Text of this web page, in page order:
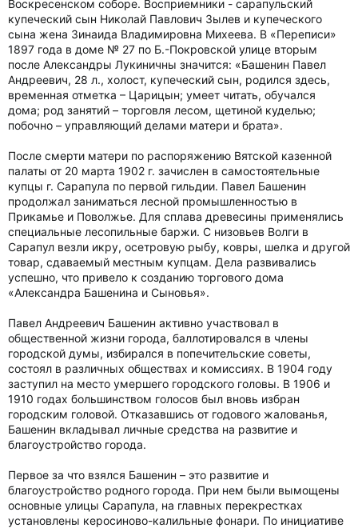
Воскресенском соборе. Восприемники - сарапульский
купеческий сын Николай Павлович Зылев и купеческого
сына жена Зинаида Владимировна Михеева. В «Переписи»
1897 года в доме № 27 по Б.-Покровской улице вторым
после Александры Лукиничны значится: «Башенин Павел
Андреевич, 28 л., холост, купеческий сын, родился здесь,
временная отметка – Царицын; умеет читать, обучался
дома; род занятий – торговля лесом, щетиной куделью;
побочно – управляющий делами матери и брата».
После смерти матери по распоряжению Вятской казенной
палаты от 20 марта 1902 г. зачислен в самостоятельные
купцы г. Сарапула по первой гильдии. Павел Башенин
продолжал заниматься лесной промышленностью в
Прикамье и Поволжье. Для сплава древесины применялись
специальные лесопильные баржи. С низовьев Волги в
Сарапул везли икру, осетровую рыбу, ковры, шелка и другой
товар, сдаваемый местным купцам. Дела развивались
успешно, что привело к созданию торгового дома
«Александра Башенина и Сыновья».
Павел Андреевич Башенин активно участвовал в
общественной жизни города, баллотировался в члены
городской думы, избирался в попечительские советы,
состоял в различных обществах и комиссиях. В 1904 году
заступил на место умершего городского головы. В 1906 и
1910 годах большинством голосов был вновь избран
городским головой. Отказавшись от годового жалованья,
Башенин вкладывал личные средства на развитие и
благоустройство города.
Первое за что взялся Башенин – это развитие и
благоустройство родного города. При нем были вымощены
основные улицы Сарапула, на главных перекрестках
установлены керосиново-калильные фонари. По инициативе